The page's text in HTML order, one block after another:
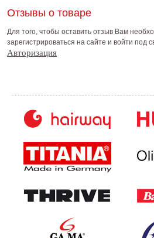
Отзывы о товаре
Для того, чтобы оставить отзыв Вам
зарегистрироваться на сайте и войти под
Авторизация